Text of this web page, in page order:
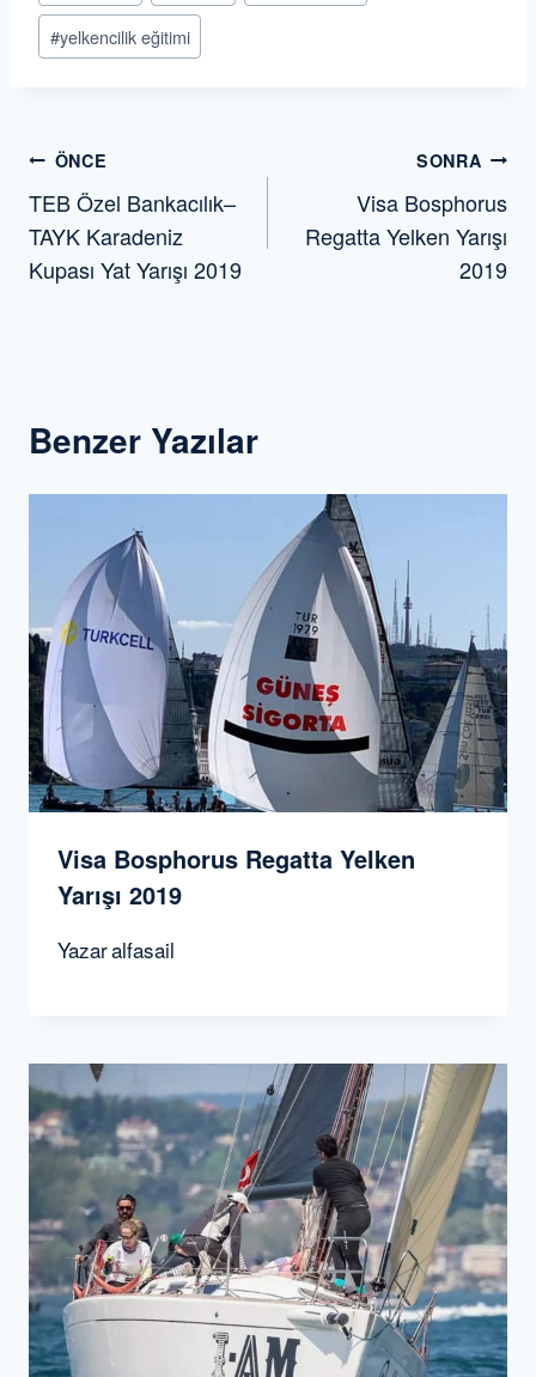
#yelkencilik eğitimi
Yazı
gezinmesi
ÖNCE
TEB Özel Bankacılık–
TAYK Karadeniz
Kupası Yat Yarışı 2019
SONRA
Visa Bosphorus
Regatta Yelken Yarışı
2019
Benzer Yazılar
Visa Bosphorus Regatta Yelken
Yarışı 2019
Yazaralfasail